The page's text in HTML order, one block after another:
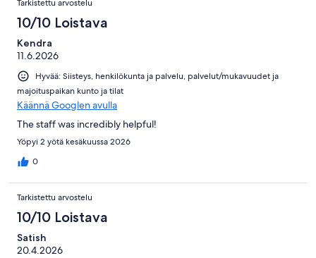
Tarkistettu arvostelu
10/10 Loistava
Kendra
11.6.2026
Hyvää: Siisteys, henkilökunta ja palvelu, palvelut/mukavuudet ja
majoituspaikan kunto ja tilat
Käännä Googlen avulla
The staff was incredibly helpful!
Yöpyi 2 yötä kesäkuussa 2026
0
Tarkistettu arvostelu
10/10 Loistava
Satish
20.4.2026